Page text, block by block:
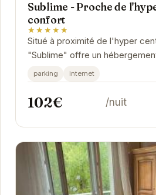
Sublime - Proche de
confort
★★★★★
Situé à proximité de l'hyper
"Sublime" offre un
pratique. Cet appartement est
parking internet
102€ /nuit